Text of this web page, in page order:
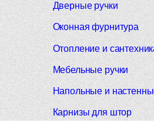
Дверные ручки
Оконная фурнитура
Отопление и
Мебельные ручки
Напольные и
Карнизы для штор